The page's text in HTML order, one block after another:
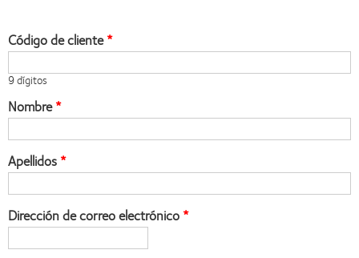
Código de cliente
9 dígitos
Nombre
Apellidos
Dirección de correo electrónico